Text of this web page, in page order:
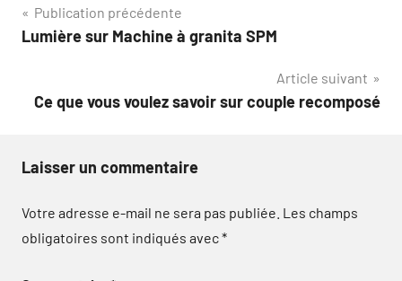
Navigation
de
Publication précédente
Lumière sur Machine à granita SPM
Article suivant
Ce que vous voulez savoir sur couple recomposé
Laisser un commentaire
Votre adresse e-mail ne sera pas publiée. Les champs
obligatoires sont indiqués avec*